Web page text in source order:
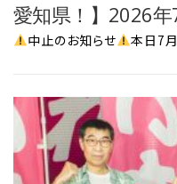
愛知県！】2026年
中止のお知らせ 本日7